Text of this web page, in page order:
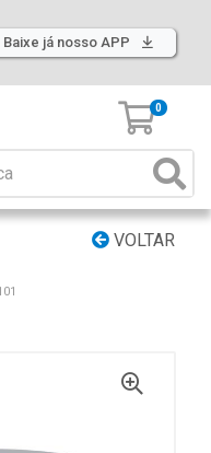
Baixe já nosso APP
0
VOLTAR